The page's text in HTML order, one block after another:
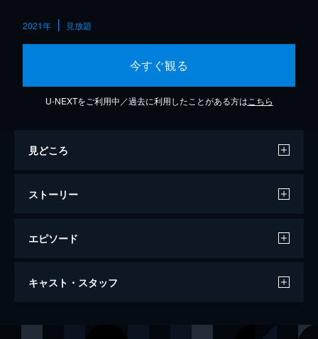
2021年 見放題
今すぐ観る
U-NEXTをご利用中／過去に利用したことがある方は こちら
見どころ
ストーリー
エピソード
シグナチャー～日本を世界の銘醸地に～
キャスト・スタッフ